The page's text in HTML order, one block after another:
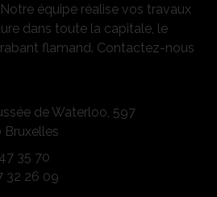
équipe réalise vos travaux
dans toute la capitale, le
flamand. Contactez-nous
de Waterloo, 597
Bruxelles
35 70
32 26 09